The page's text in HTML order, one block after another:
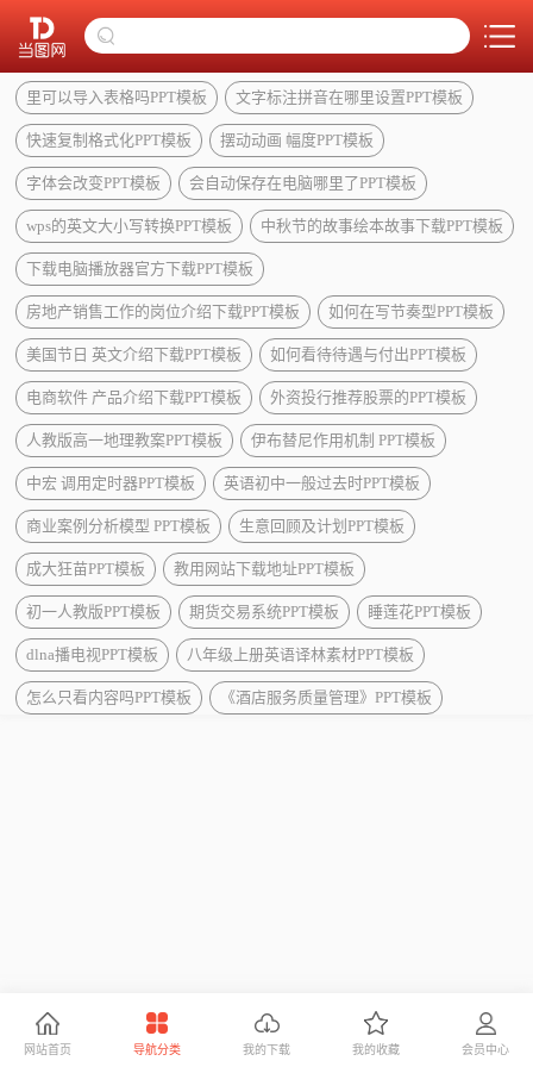
里可以导入表格吗PPT模板 文字标注拼音在哪里设置PPT模板
快速复制格式化PPT模板 摆动动画 幅度PPT模板
字体会改变PPT模板 会自动保存在电脑哪里了PPT模板
wps的英文大小写转换PPT模板 中秋节的故事绘本故事下载PPT模板
下载电脑播放器官方下载PPT模板
房地产销售工作的岗位介绍下载PPT模板 如何在写节奏型PPT模板
美国节日 英文介绍下载PPT模板 如何看待待遇与付出PPT模板
电商软件 产品介绍下载PPT模板 外资投行推荐股票的PPT模板
人教版高一地理教案PPT模板 伊布替尼作用机制 PPT模板
中宏 调用定时器PPT模板 英语初中一般过去时PPT模板
商业案例分析模型 PPT模板 生意回顾及计划PPT模板
成大狂苗PPT模板 教用网站下载地址PPT模板
初一人教版PPT模板 期货交易系统PPT模板 睡莲花PPT模板
dlna播电视PPT模板 八年级上册英语译林素材PPT模板
怎么只看内容吗PPT模板 《酒店服务质量管理》PPT模板
网站首页 导航分类 我的下载 我的收藏 会员中心